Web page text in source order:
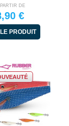
DE
€
PRODUIT